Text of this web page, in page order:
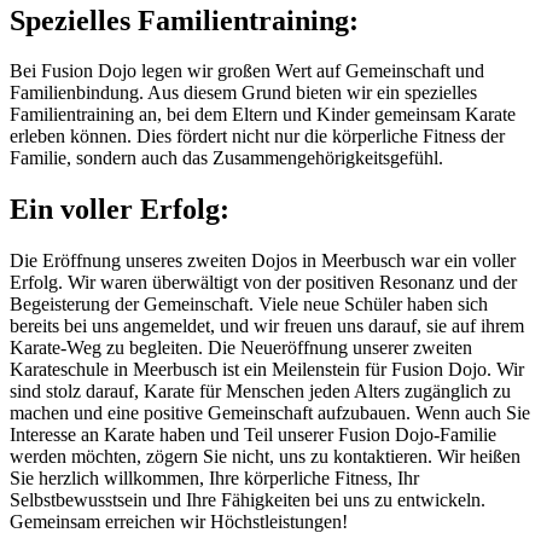
Spezielles Familientraining:
Bei Fusion Dojo legen wir großen Wert auf Gemeinschaft und
Familienbindung. Aus diesem Grund bieten wir ein spezielles
Familientraining an, bei dem Eltern und Kinder gemeinsam Karate
erleben können. Dies fördert nicht nur die körperliche Fitness der
Familie, sondern auch das Zusammengehörigkeitsgefühl.
Ein voller Erfolg:
Die Eröffnung unseres zweiten Dojos in Meerbusch war ein voller
Erfolg. Wir waren überwältigt von der positiven Resonanz und der
Begeisterung der Gemeinschaft. Viele neue Schüler haben sich
bereits bei uns angemeldet, und wir freuen uns darauf, sie auf ihrem
Karate-Weg zu begleiten. Die Neueröffnung unserer zweiten
Karateschule in Meerbusch ist ein Meilenstein für Fusion Dojo. Wir
sind stolz darauf, Karate für Menschen jeden Alters zugänglich zu
machen und eine positive Gemeinschaft aufzubauen. Wenn auch Sie
Interesse an Karate haben und Teil unserer Fusion Dojo-Familie
werden möchten, zögern Sie nicht, uns zu kontaktieren. Wir heißen
Sie herzlich willkommen, Ihre körperliche Fitness, Ihr
Selbstbewusstsein und Ihre Fähigkeiten bei uns zu entwickeln.
Gemeinsam erreichen wir Höchstleistungen!